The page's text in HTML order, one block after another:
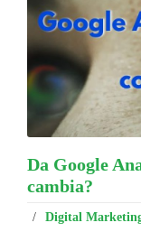
Da Google
cambia?
/ Digital